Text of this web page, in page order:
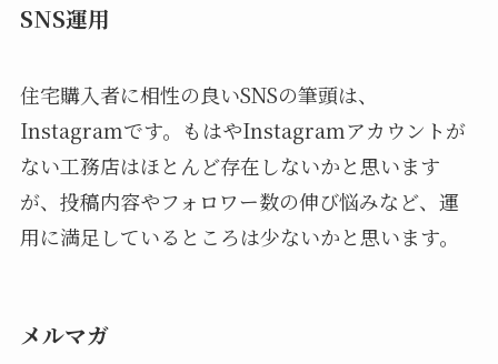
SNS運用
住宅購入者に相性の良いSNSの筆頭は、
Instagramです。もはやInstagramアカウントが
ない工務店はほとんど存在しないかと思います
が、投稿内容やフォロワー数の伸び悩みなど、運
用に満足しているところは少ないかと思います。
メルマガ